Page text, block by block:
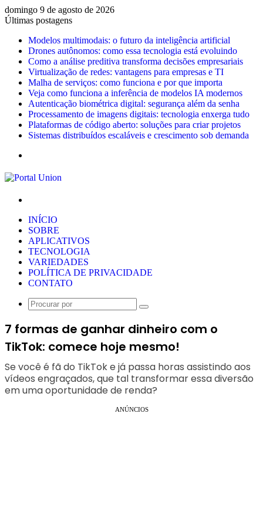
domingo 9 de agosto de 2026
Últimas postagens
Modelos multimodais: o futuro da inteligência artificial
Drones autônomos: como essa tecnologia está evoluindo
Como a análise preditiva transforma decisões empresariais
Virtualização de redes: vantagens para empresas e TI
Malha de serviços: como funciona e por que importa
Veja como funciona a inferência de modelos IA modernos
Autenticação biométrica digital: segurança além da senha
Processamento de imagens digitais: tecnologia enxerga tudo
Plataformas de código aberto: soluções para criar projetos
Sistemas distribuídos escaláveis e crescimento sob demanda
INÍCIO
SOBRE
APLICATIVOS
TECNOLOGIA
VARIEDADES
POLÍTICA DE PRIVACIDADE
CONTATO
Procurar
7 formas de ganhar dinheiro com o
TikTok: comece hoje mesmo!
Se você é fã do TikTok e já passa horas assistindo aos
vídeos engraçados, que tal transformar essa diversão
em uma oportunidade de renda?
ANÚNCIOS